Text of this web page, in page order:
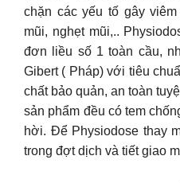
chặn các yếu tố gây
mũi, nghẹt mũi,..
đơn liều số 1 toàn cầu,
Gibert ( Pháp) với tiêu
chất bảo quản, an toàn
sản phẩm đều có tem
hời. Để Physiodose thay
trong đợt dịch và tiết giao